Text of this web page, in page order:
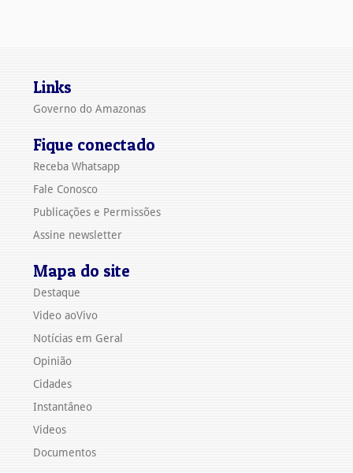
Links
Governo do Amazonas
Fique conectado
Receba Whatsapp
Fale Conosco
Publicações e Permissões
Assine newsletter
Mapa do site
Destaque
Video aoVivo
Notícias em Geral
Opinião
Cidades
Instantâneo
Videos
Documentos